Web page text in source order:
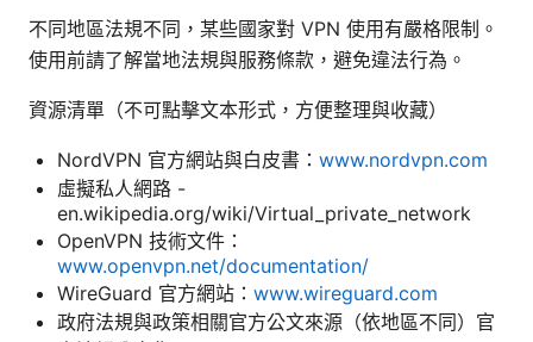
不同地區法規不同，某些國家對 VPN 使用有嚴格限制。
使用前請了解當地法規與服務條款，避免違法行為。
資源清單（不可點擊文本形式，方便整理與收藏）
NordVPN 官方網站與白皮書： www.nordvpn.com
虛擬私人網路 -
en.wikipedia.org/wiki/Virtual_private_network
OpenVPN 技術文件：
www.openvpn.net/documentation/
WireGuard 官方網站： www.wireguard.com
政府法規與政策相關官方公文來源（依地區不同）官